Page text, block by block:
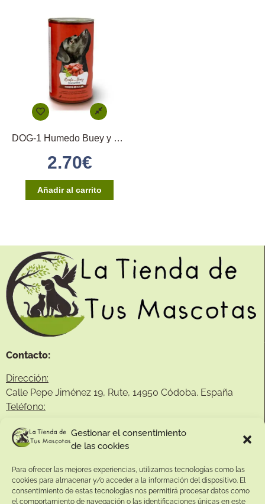
Gestionar el consentimiento
de las cookies
Para ofrecer las mejores experiencias, utilizamos tecnologías como las
cookies para almacenar y/o acceder a la información del dispositivo. El
consentimiento de estas tecnologías nos permitirá procesar datos como
el comportamiento de navegación o las identificaciones únicas en este
DOG-1 Humedo Buey y Cereales 1230gr
2.70€
Añadir al carrito
Contacto:
Dirección:
Calle Pepe Jiménez 19, Rute, 14950 Códoba. España
Teléfono:
Email:
info@
latiendadetusmascotas.com
Enlaces de interés:
Aviso Legal